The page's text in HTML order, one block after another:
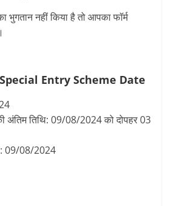
भुगतान नहीं किया है तो आपका फॉर्म
Entry Scheme Date
तिथि: 09/08/2024 को दोपहर 03
09/08/2024